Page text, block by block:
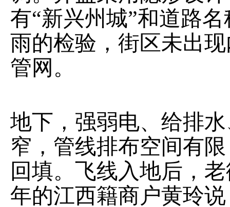
有“新兴州城”和道路
雨的检验，街区未出
管网。
地下，强弱电、给排
窄，管线排布空间有
回填。飞线入地后，
年的江西籍商户黄玲